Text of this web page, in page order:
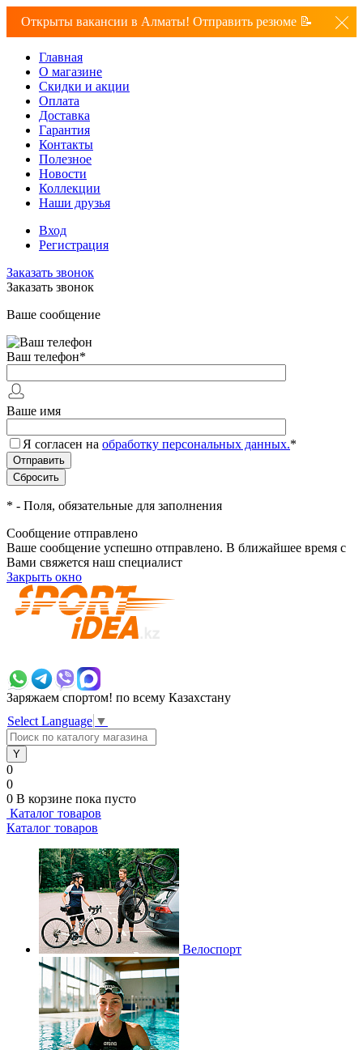
Открыты вакансии в Алматы! Отправить резюме 📝
Главная
О магазине
Скидки и акции
Оплата
Доставка
Гарантия
Контакты
Полезное
Новости
Коллекции
Наши друзья
Вход
Регистрация
Заказать звонок
Заказать звонок
Ваше сообщение
Ваш телефон*
Ваше имя
Я согласен на обработку персональных данных.*
* - Поля, обязательные для заполнения
Сообщение отправлено
Ваше сообщение успешно отправлено. В ближайшее время с
Вами свяжется наш специалист
Закрыть окно
Заряжаем спортом! по всему Казахстану
Select Language ▼
0
0
0 В корзине пока пусто
Каталог товаров
Каталог товаров
Велоспорт